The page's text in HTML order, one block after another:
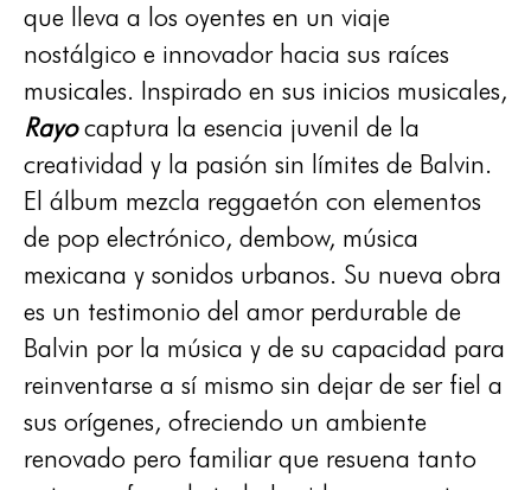
que lleva a los oyentes en un viaje
nostálgico e innovador hacia sus raíces
musicales. Inspirado en sus inicios musicales,
Rayocaptura la esencia juvenil de la
creatividad y la pasión sin límites de Balvin.
El álbum mezcla reggaetón con elementos
de pop electrónico, dembow, música
mexicana y sonidos urbanos. Su nueva obra
es un testimonio del amor perdurable de
Balvin por la música y de su capacidad para
reinventarse a sí mismo sin dejar de ser fiel a
sus orígenes, ofreciendo un ambiente
renovado pero familiar que resuena tanto